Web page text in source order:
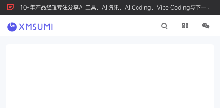
10+年产品经理专注分享AI 工具、AI 资讯、AI Coding、Vibe Coding与下一代
产品创新，按 Ctrl+D 收藏我们